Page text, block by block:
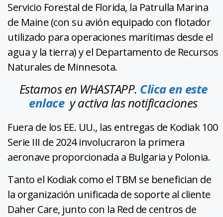
Servicio Forestal de Florida, la Patrulla Marina
de Maine (con su avión equipado con flotador
utilizado para operaciones marítimas desde el
agua y la tierra) y el Departamento de Recursos
Naturales de Minnesota.
Estamos en WHASTAPP. Clica en este
enlacey activa las notificaciones
Fuera de los EE. UU., las entregas de Kodiak 100
Serie III de 2024 involucraron la primera
aeronave proporcionada a Bulgaria y Polonia.
Tanto el Kodiak como el TBM se benefician de
la organización unificada de soporte al cliente
Daher Care, junto con la Red de centros de